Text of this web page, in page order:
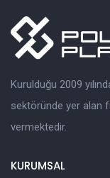
Kurulduğu 2009
sektöründe yer alan
vermektedir.
KURUMSAL